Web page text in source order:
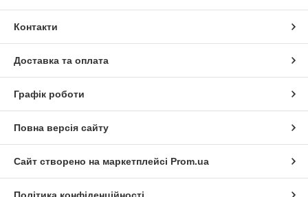
Контакти
Доставка та оплата
Графік роботи
Повна версія сайту
Сайт створено на маркетплейсі Prom.ua